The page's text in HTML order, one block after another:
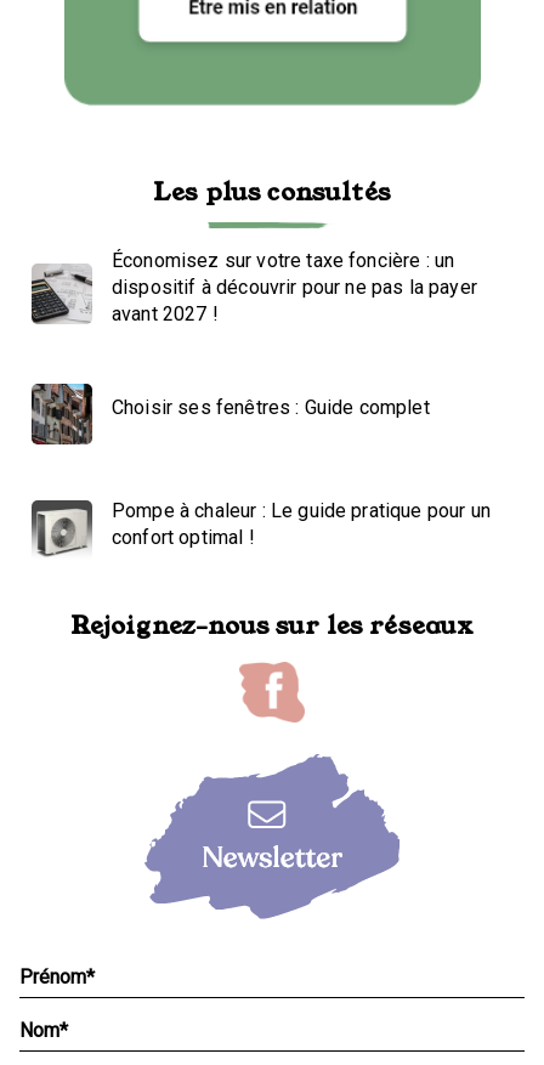
Les plus consultés
Économisez sur votre taxe foncière : un
dispositif à découvrir pour ne pas la payer
avant 2027 !
Choisir ses fenêtres : Guide complet
Pompe à chaleur : Le guide pratique pour un
confort optimal !
Rejoignez-nous sur les réseaux